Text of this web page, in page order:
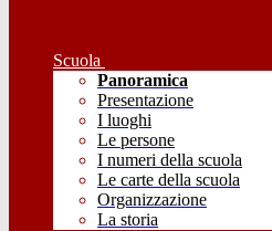
Scuola
Panoramica
Presentazione
I luoghi
Le persone
I numeri della scuola
Le carte della scuola
Organizzazione
La storia